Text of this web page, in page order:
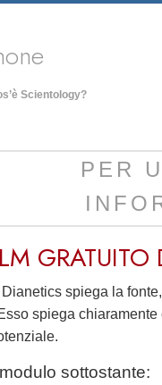
Scientology?
Scientologist
una Chiesa
di Scientology
a Dianetics
PER
GRATUITO
spiega la
spiega
sottostante: